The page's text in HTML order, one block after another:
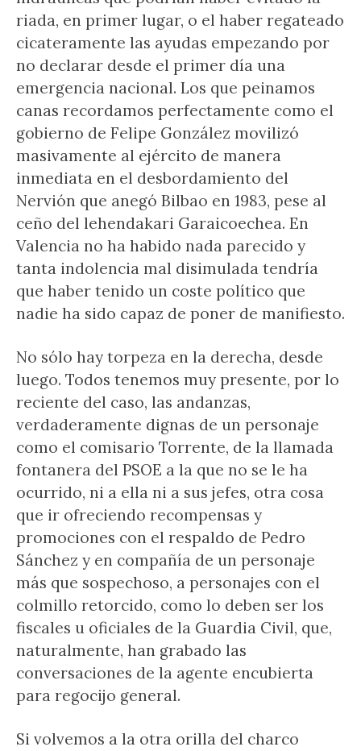
riada, en primer lugar, o el haber regateado
cicateramente las ayudas empezando por
no declarar desde el primer día una
emergencia nacional. Los que peinamos
canas recordamos perfectamente como el
gobierno de Felipe González movilizó
masivamente al ejército de manera
inmediata en el desbordamiento del
Nervión que anegó Bilbao en 1983, pese al
ceño del lehendakari Garaicoechea. En
Valencia no ha habido nada parecido y
tanta indolencia mal disimulada tendría
que haber tenido un coste político que
nadie ha sido capaz de poner de manifiesto.
No sólo hay torpeza en la derecha, desde
luego. Todos tenemos muy presente, por lo
reciente del caso, las andanzas,
verdaderamente dignas de un personaje
como el comisario Torrente, de la llamada
fontanera del PSOE a la que no se le ha
ocurrido, ni a ella ni a sus jefes, otra cosa
que ir ofreciendo recompensas y
promociones con el respaldo de Pedro
Sánchez y en compañía de un personaje
más que sospechoso, a personajes con el
colmillo retorcido, como lo deben ser los
fiscales u oficiales de la Guardia Civil, que,
naturalmente, han grabado las
conversaciones de la agente encubierta
para regocijo general.
Si volvemos a la otra orilla del charco